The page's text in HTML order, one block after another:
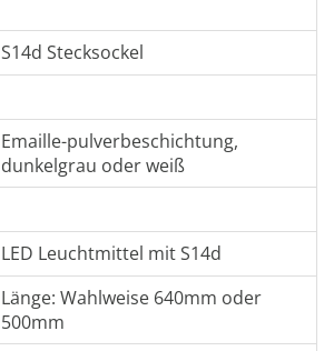
S14d Stecksockel
Emaille-pulverbeschichtung,
dunkelgrau oder weiß
LED Leuchtmittel mit S14d
Länge: Wahlweise 640mm oder
500mm